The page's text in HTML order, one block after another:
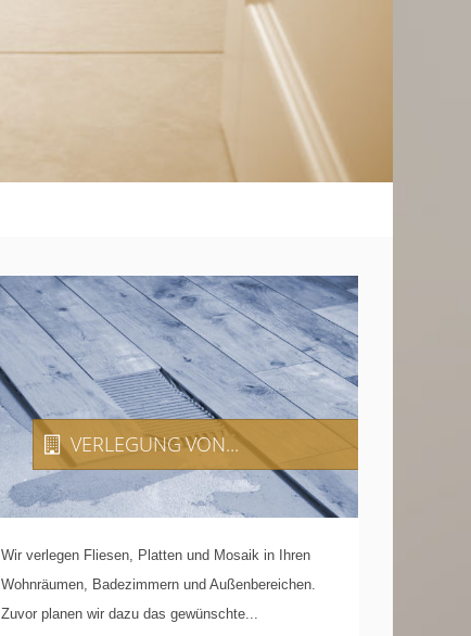
VERLEGUNGVON...
Wir verlegen Fliesen, Platten und Mosaik in Ihren
Wohnräumen, Badezimmern und Außenbereichen.
Zuvor planen wir dazu das gewünschte...